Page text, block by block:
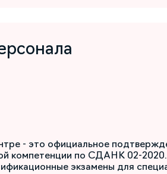
- это официальное
компетенции по СДАНК 02-2020.
экзамены для